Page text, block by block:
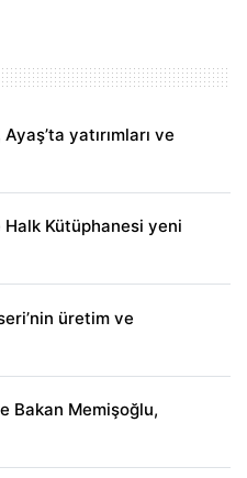
yatırımları ve
Halk Kütüphanesi yeni
üretim ve
Bakan Memişoğlu,